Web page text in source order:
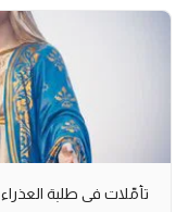
تأمّلات في طلبة العذراء